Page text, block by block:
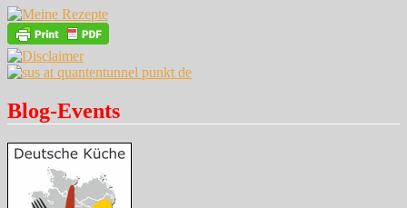
Blog-Events